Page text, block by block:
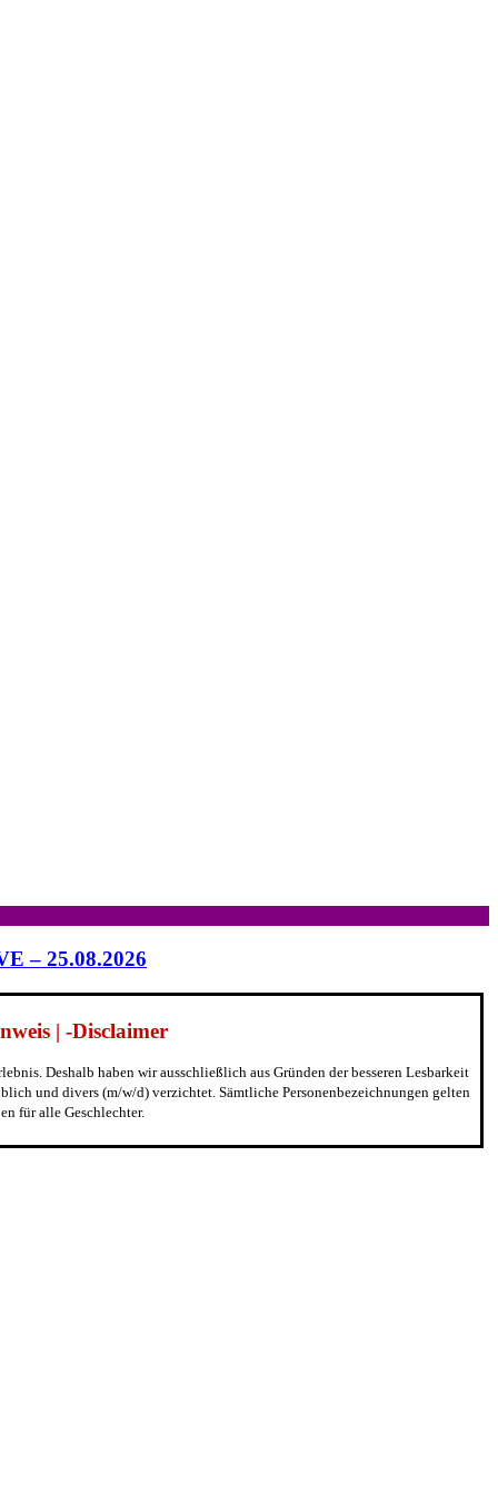
– 25.08.2026
| -Disclaimer
Deshalb haben wir ausschließlich aus Gründen der besseren Lesbarkeit
und divers (m/w/d) verzichtet. Sämtliche Personenbezeichnungen gelten
für alle Geschlechter.